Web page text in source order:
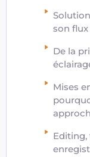
son flux
De la
Mises
Editing,